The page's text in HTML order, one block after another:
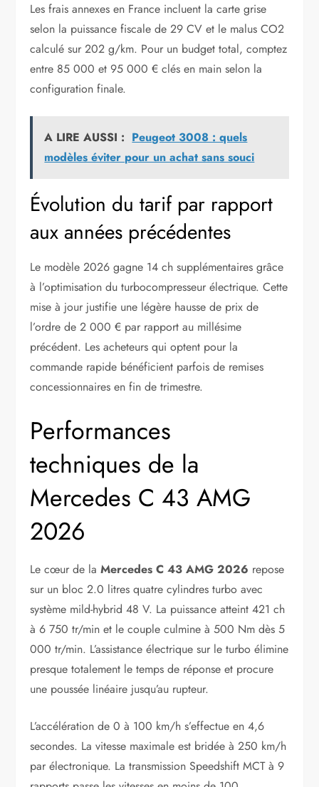
Les frais annexes en France incluent la carte grise
selon la puissance fiscale de 29 CV et le malus CO2
calculé sur 202 g/km. Pour un budget total, comptez
entre 85 000 et 95 000 € clés en main selon la
configuration finale.
A LIRE AUSSI : Peugeot 3008 : quels
modèles éviter pour un achat sans souci
Évolution du tarif par rapport
aux années précédentes
Le modèle 2026 gagne 14 ch supplémentaires grâce
à l’optimisation du turbocompresseur électrique. Cette
mise à jour justifie une légère hausse de prix de
l’ordre de 2 000 € par rapport au millésime
précédent. Les acheteurs qui optent pour la
commande rapide bénéficient parfois de remises
concessionnaires en fin de trimestre.
Performances
techniques de la
Mercedes C 43 AMG
2026
Le cœur de laMercedes C 43 AMG 2026 repose
sur un bloc 2.0 litres quatre cylindres turbo avec
système mild-hybrid 48 V. La puissance atteint 421 ch
à 6 750 tr/min et le couple culmine à 500 Nm dès 5
000 tr/min. L’assistance électrique sur le turbo élimine
presque totalement le temps de réponse et procure
une poussée linéaire jusqu’au rupteur.
L’accélération de 0 à 100 km/h s’effectue en 4,6
secondes. La vitesse maximale est bridée à 250 km/h
par électronique. La transmission Speedshift MCT à 9